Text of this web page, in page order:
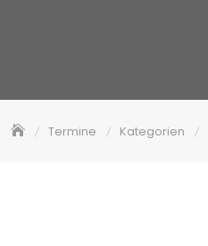
Termine Kategorien